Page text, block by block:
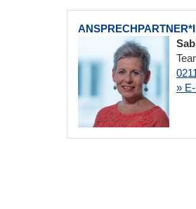
»